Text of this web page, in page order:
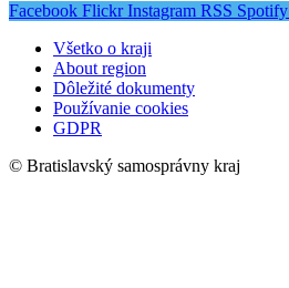
Facebook Flickr Instagram RSS Spotify
Všetko o kraji
About region
Dôležité dokumenty
Používanie cookies
GDPR
© Bratislavský samosprávny kraj